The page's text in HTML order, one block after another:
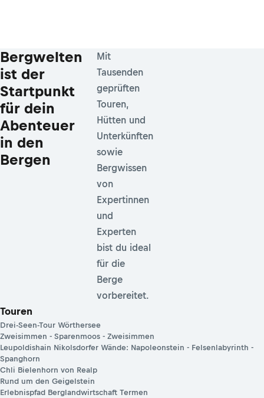
Bergwelten
ist der
Startpunkt
für dein
Abenteuer
in den
Bergen
Mit
Tausenden
geprüften
Touren,
Hütten und
Unterkünften
sowie
Bergwissen
von
Expertinnen
und
Experten
bist du ideal
für die
Berge
vorbereitet.
Touren
Drei-Seen-Tour Wörthersee
Zweisimmen - Sparenmoos - Zweisimmen
Leupoldishain Nikolsdorfer Wände: Napoleonstein - Felsenlabyrinth -
Spanghorn
Chli Bielenhorn von Realp
Rund um den Geigelstein
Erlebnispfad Berglandwirtschaft Termen